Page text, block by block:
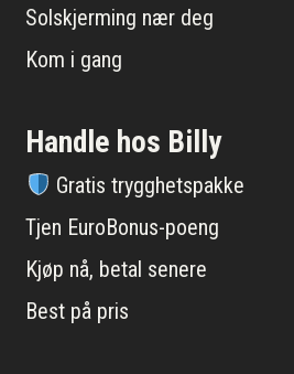
Solskjerming nær deg
Kom i gang
Handle hos Billy
Gratis trygghetspakke
Tjen EuroBonus-poeng
Kjøp nå, betal senere
Best på pris